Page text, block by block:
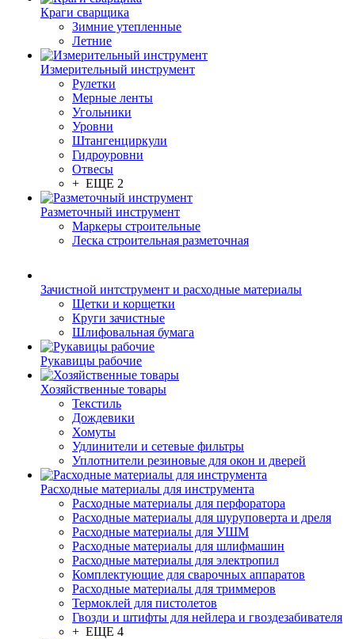
Краги сварщика
Зимние утепленные
Летние
Измерительный инструмент
Рулетки
Мерные ленты
Угольники
Уровни
Штангенциркули
Гидроуровни
Отвесы
+ ЕЩЕ 2
Разметочный инструмент
Маркеры строительные
Леска строительная разметочная
Зачистной интструмент и расходные материалы
Щетки и корщетки
Круги зачистные
Шлифовальная бумага
Рукавицы рабочие
Хозяйственные товары
Текстиль
Дождевики
Хомуты
Удлинители и сетевые фильтры
Уплотнители резиновые для окон и дверей
Расходные материалы для инструмента
Расходные материалы для перфоратора
Расходные материалы для шуруповерта и дреля
Расходные материалы для УШМ
Расходные материалы для шлифмашин
Расходные материалы для электропил
Комплектующие для сварочных аппаратов
Расходные материалы для триммеров
Термоклей для пистолетов
Гвозди и штифты для нейлера и гвоздезабивателя
+ ЕЩЕ 4